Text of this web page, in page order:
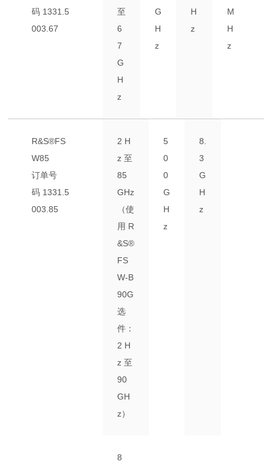
码 1331.5
003.67
至
6
7
G
H
z
G
H
z
H
z
M
H
z
R&S®FS
W85
订单号
码 1331.5
003.85
2 H
z 至
85
GHz
（使
用 R
&S®
FS
W-B
90G
选
件：
2 H
z 至
90
GH
z）
5
0
0
G
H
z
8.
3
G
H
z
8